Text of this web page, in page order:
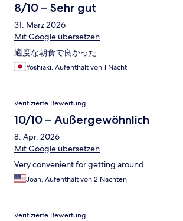
8/10 – Sehr gut
31. März 2026
Mit Google übersetzen
適度な朝食で良かった
Yoshiaki, Aufenthalt von 1 Nacht
Verifizierte Bewertung
10/10 – Außergewöhnlich
8. Apr. 2026
Mit Google übersetzen
Very convenient for getting around.
Joan, Aufenthalt von 2 Nächten
Verifizierte Bewertung